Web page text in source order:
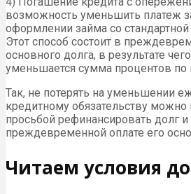
возможность уменьшить платеж
оформлении займа со
Этот способ состоит в
основного долга, в результате
уменьшается сумма процентов по
Так, не потерять на уменьшении
кредитному обязательству
просьбой рефинансировать долг и
преждевременной оплате его
Читаем условия